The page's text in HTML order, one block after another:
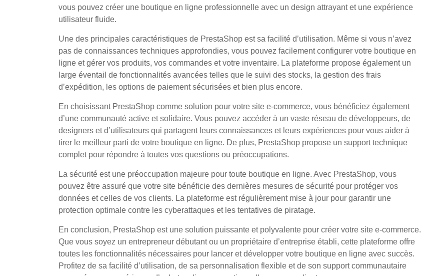
vous pouvez créer une boutique en ligne professionnelle avec un design attrayant et une expérience
utilisateur fluide.
Une des principales caractéristiques de PrestaShop est sa facilité d’utilisation. Même si vous n’avez
pas de connaissances techniques approfondies, vous pouvez facilement configurer votre boutique en
ligne et gérer vos produits, vos commandes et votre inventaire. La plateforme propose également un
large éventail de fonctionnalités avancées telles que le suivi des stocks, la gestion des frais
d’expédition, les options de paiement sécurisées et bien plus encore.
En choisissant PrestaShop comme solution pour votre site e-commerce, vous bénéficiez également
d’une communauté active et solidaire. Vous pouvez accéder à un vaste réseau de développeurs, de
designers et d’utilisateurs qui partagent leurs connaissances et leurs expériences pour vous aider à
tirer le meilleur parti de votre boutique en ligne. De plus, PrestaShop propose un support technique
complet pour répondre à toutes vos questions ou préoccupations.
La sécurité est une préoccupation majeure pour toute boutique en ligne. Avec PrestaShop, vous
pouvez être assuré que votre site bénéficie des dernières mesures de sécurité pour protéger vos
données et celles de vos clients. La plateforme est régulièrement mise à jour pour garantir une
protection optimale contre les cyberattaques et les tentatives de piratage.
En conclusion, PrestaShop est une solution puissante et polyvalente pour créer votre site e-commerce.
Que vous soyez un entrepreneur débutant ou un propriétaire d’entreprise établi, cette plateforme offre
toutes les fonctionnalités nécessaires pour lancer et développer votre boutique en ligne avec succès.
Profitez de sa facilité d’utilisation, de sa personnalisation flexible et de son support communautaire